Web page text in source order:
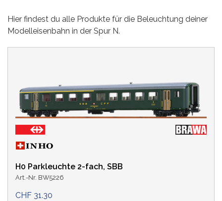
Hier findest du alle Produkte für die Beleuchtung deiner
Modelleisenbahn in der Spur N.
H0 Parkleuchte 2-fach, SBB
Art.-Nr. BW5226
CHF 31.30
3DWare (5)
Beli-Beco (14)
Decoderwerk
Viessmann
Woodland
World of Trains (57)
Alle Einträge anzeigen
PREIS